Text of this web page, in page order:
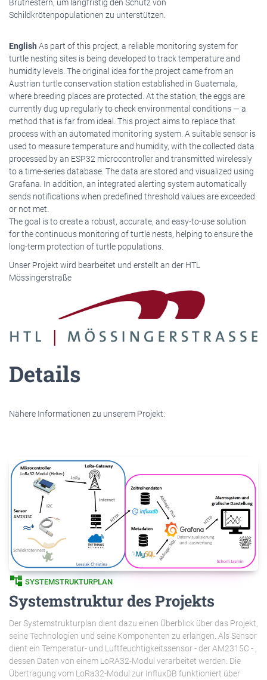
Brutnestern, um langfristig den Schutz von
Schildkrötenpopulationen zu unterstützen.
English As part of this project, a reliable monitoring system for
turtle nesting sites is being developed to track temperature and
humidity levels. The original idea for the project came from an
Austrian turtle conservation station established in Guatemala,
where breeding places are protected. At the station, the eggs are
currently dug up regularly to check environmental conditions — a
method that is far from ideal. This project aims to replace that
process with an automated monitoring system. A suitable sensor is
used to measure temperature and humidity, with the collected data
processed by an ESP32 microcontroller and transmitted wirelessly
to a time-series database. The data are stored and visualized using
Grafana. In addition, an integrated alerting system automatically
sends notifications when predefined threshold values are exceeded
or not met.
The goal is to create a robust, accurate, and easy-to-use solution
for the continuous monitoring of turtle nests, helping to ensure the
long-term protection of turtle populations.
Unser Projekt wird bearbeitet und erstellt an der HTL
Mössingerstraße
Details
Nähere Informationen zu unserem Projekt:
account_tree SYSTEMSTRUKTURPLAN
Systemstruktur des Projekts
Der Systemstrukturplan dient dazu einen Überblick über das Projekt,
seine Technologien und seine Komponenten zu erlangen. Als Sensor
dient ein Temperatur- und Luftfeuchtigkeitssensor - der AM2315C - ,
dessen Daten von einem LoRA32-Modul verarbeitet werden. Die
Übertragung vom LoRa32-Modul zur InfluxDB funktioniert über